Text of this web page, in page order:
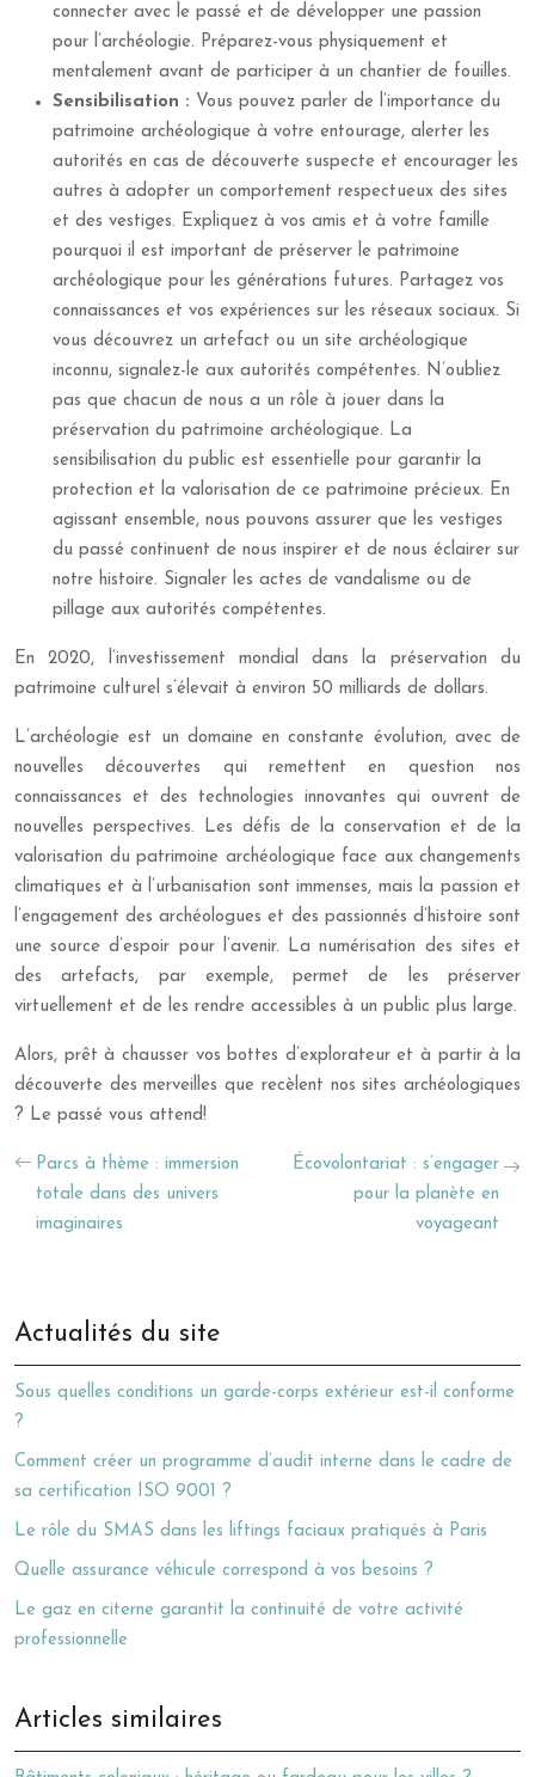
connecter avec le passé et de développer une passion
pour l’archéologie. Préparez-vous physiquement et
mentalement avant de participer à un chantier de fouilles.
Sensibilisation : Vous pouvez parler de l’importance du
patrimoine archéologique à votre entourage, alerter les
autorités en cas de découverte suspecte et encourager les
autres à adopter un comportement respectueux des sites
et des vestiges. Expliquez à vos amis et à votre famille
pourquoi il est important de préserver le patrimoine
archéologique pour les générations futures. Partagez vos
connaissances et vos expériences sur les réseaux sociaux. Si
vous découvrez un artefact ou un site archéologique
inconnu, signalez-le aux autorités compétentes. N’oubliez
pas que chacun de nous a un rôle à jouer dans la
préservation du patrimoine archéologique. La
sensibilisation du public est essentielle pour garantir la
protection et la valorisation de ce patrimoine précieux. En
agissant ensemble, nous pouvons assurer que les vestiges
du passé continuent de nous inspirer et de nous éclairer sur
notre histoire. Signaler les actes de vandalisme ou de
pillage aux autorités compétentes.
En 2020, l’investissement mondial dans la préservation du
patrimoine culturel s’élevait à environ 50 milliards de dollars.
L’archéologie est un domaine en constante évolution, avec de
nouvelles découvertes qui remettent en question nos
connaissances et des technologies innovantes qui ouvrent de
nouvelles perspectives. Les défis de la conservation et de la
valorisation du patrimoine archéologique face aux changements
climatiques et à l’urbanisation sont immenses, mais la passion et
l’engagement des archéologues et des passionnés d’histoire sont
une source d’espoir pour l’avenir. La numérisation des sites et
des artefacts, par exemple, permet de les préserver
virtuellement et de les rendre accessibles à un public plus large.
Alors, prêt à chausser vos bottes d’explorateur et à partir à la
découverte des merveilles que recèlent nos sites archéologiques
? Le passé vous attend!
Parcs à thème : immersion
totale dans des univers
imaginaires
Écovolontariat : s’engager
pour la planète en
voyageant
Actualités du site
Sous quelles conditions un garde-corps extérieur est-il conforme
?
Comment créer un programme d’audit interne dans le cadre de
sa certification ISO 9001 ?
Le rôle du SMAS dans les liftings faciaux pratiqués à Paris
Quelle assurance véhicule correspond à vos besoins ?
Le gaz en citerne garantit la continuité de votre activité
professionnelle
Articles similaires